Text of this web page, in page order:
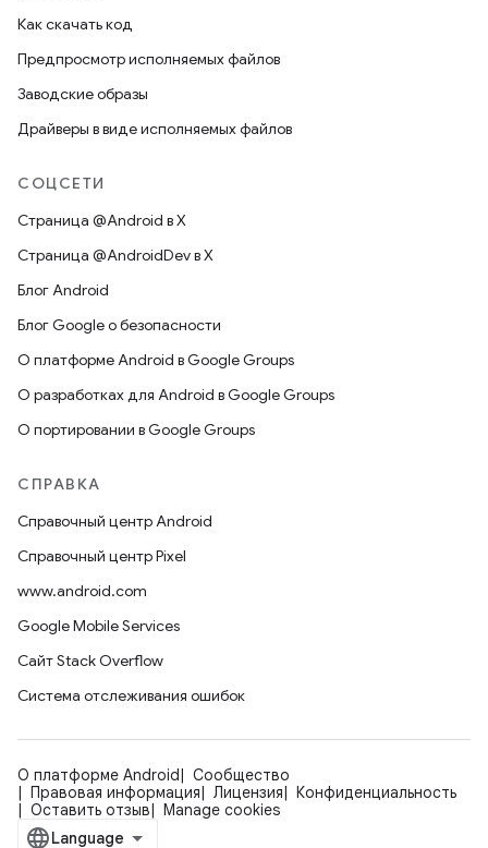
Как скачать код
Предпросмотр исполняемых файлов
Заводские образы
Драйверы в виде исполняемых файлов
СОЦСЕТИ
Страница @Android в X
Страница @AndroidDev в X
Блог Android
Блог Google о безопасности
О платформе Android в Google Groups
О разработках для Android в Google Groups
О портировании в Google Groups
СПРАВКА
Справочный центр Android
Справочный центр Pixel
www.android.com
Google Mobile Services
Сайт Stack Overflow
Система отслеживания ошибок
О платформе Android
Сообщество
Правовая информация
Лицензия
Конфиденциальность
Оставить отзыв
Manage cookies